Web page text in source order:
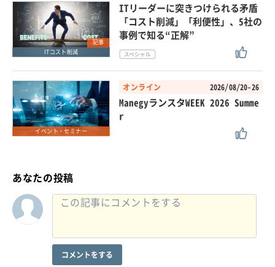
記事
ITコスト削減
ITリーダーに突きつけられる矛盾
「コスト削減」「利便性」、5社の
事例で知る“正解”
イベント・セミナー
オンライン 2026/08/20-26
ManegyランスタWEEK 2026 Summe
r
あなたの投稿
コメントをする